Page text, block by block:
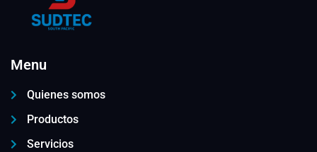
Menu
Quienes somos
Productos
Servicios